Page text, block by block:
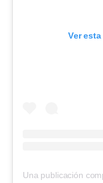
Ver